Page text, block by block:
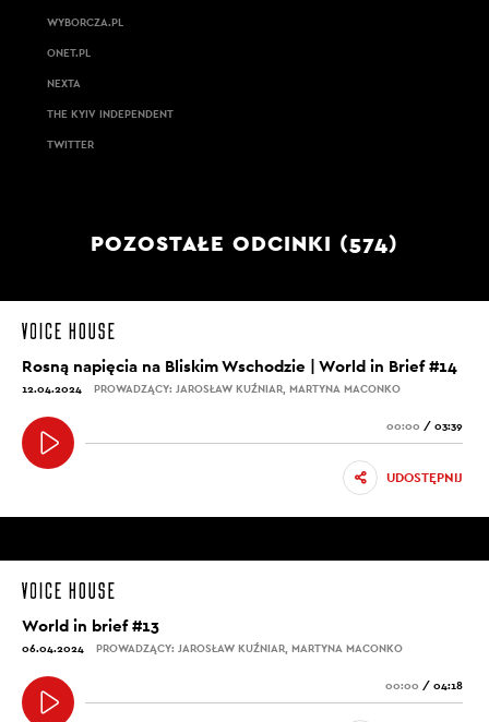
WYBORCZA.PL
ONET.PL
NEXTA
THE KYIV INDEPENDENT
TWITTER
POZOSTAŁE ODCINKI (574)
Rosną napięcia na Bliskim Wschodzie | World in Brief #14
12.04.2024 PROWADZĄCY: JAROSŁAW KUŹNIAR, MARTYNA MACONKO
00:00 / 03:39
UDOSTĘPNIJ
World in brief #13
06.04.2024 PROWADZĄCY: JAROSŁAW KUŹNIAR, MARTYNA MACONKO
00:00 / 04:18